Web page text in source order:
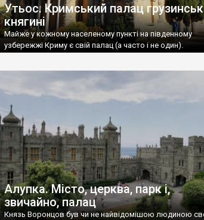
Утьос. Кримський палац
княгині
Майже у кожному населеному пункті на південному
узбережжі Криму є свій палац (а часто і не один).
Алупка. Місто, церква, парк і,
звичайно, палац
Князь Воронцов був чи не найвідомішою людиною